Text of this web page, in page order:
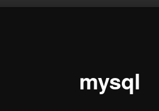
mysql